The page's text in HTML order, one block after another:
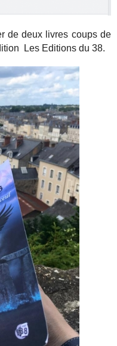
de deux livres coups de
Les Editions du 38.